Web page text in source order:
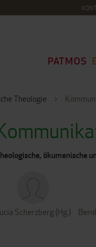
PATMOS
Theologie
ökumenische
Scherzberg (Hg.)